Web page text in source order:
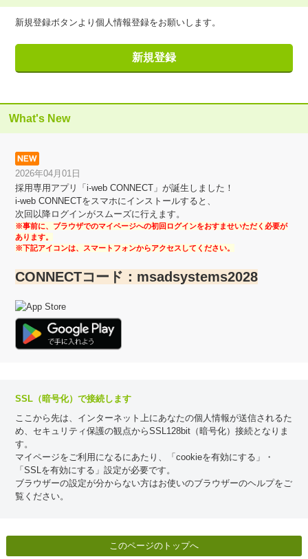
新規登録ボタンより個人情報登録をお願いします。
What's New
2026年04月01日
採用専用アプリ「i-web CONNECT」が誕生しました！
i-web CONNECTをスマホにインストールすると、
次回以降ログインがスムーズに行えます。
※事前に、ブラウザでのマイページへの初回ログインをおすませいただく必要が
あります。
※下記アイコンは、スマートフォンからアクセスしてください。
CONNECTコード：msadsystems2028
SSL（暗号化）で接続します
ここから先は、インターネット上にあなたの個人情報が送信されるた
め、セキュリティ保護の観点からSSL128bit（暗号化）接続となりま
す。
マイページをご利用になるにあたり、「cookieを有効にする」・
「SSLを有効にする」設定が必要です。
ブラウザーの設定が分からない方はお使いのブラウザーのヘルプをご
覧ください。
このページのトップへ